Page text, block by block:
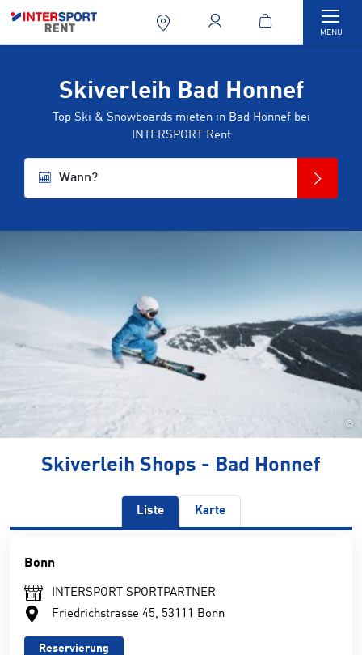
MENU
Skiverleih Bad Honnef
Top Ski & Snowboards mieten in Bad Honnef bei
INTERSPORT Rent
Wann?
©
Skiverleih Shops - Bad Honnef
Liste Karte
Bonn
INTERSPORT SPORTPARTNER
Friedrichstrasse 45, 53111 Bonn
Reservierung